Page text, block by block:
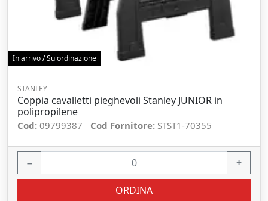
In arrivo / Su ordinazione
STANLEY
Coppia cavalletti pieghevoli Stanley JUNIOR in
polipropilene
Cod: 09799387 Cod Fornitore: STST1-70355
− +
ORDINA